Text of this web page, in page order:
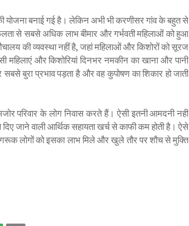
योजना बनाई गई है। लेकिन अभी भी करणीसर गांव के बहुत से
से सबसे अधिक लाभ बीमार और गर्भवती महिलाओं को हुआ
की व्यवस्था नहीं है, जहां महिलाओं और किशोरों को सूरज
और किशोरियां दिनभर नमकीन का खाना और पानी
बुरा प्रभाव पड़ता है और वह कुपोषण का शिकार हो जाती
परिवार के लोग निवास करते हैं। ऐसी इतनी आमदनी नहीं
जाने वाली आर्थिक सहायता खर्च से काफी कम होती है। ऐसे
लोगों को इसका लाभ मिले और खुले तौर पर शौच से मुक्ति